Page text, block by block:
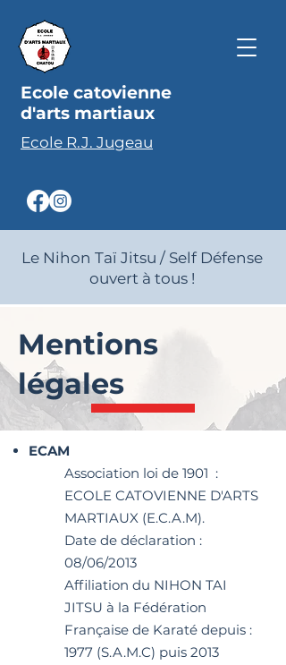
Ecole catovienne
d'arts martiaux
Ecole R.J. Jugeau
Le Nihon Taï Jitsu / Self Défense
ouvert à tous !
Mentions
légales
ECAM
Association loi de 1901 :
ECOLE CATOVIENNE D'ARTS
MARTIAUX (E.C.A.M).
Date de déclaration :
08/06/2013
Affiliation du NIHON TAI
JITSU à la Fédération
Française de Karaté depuis :
1977 (S.A.M.C) puis 2013